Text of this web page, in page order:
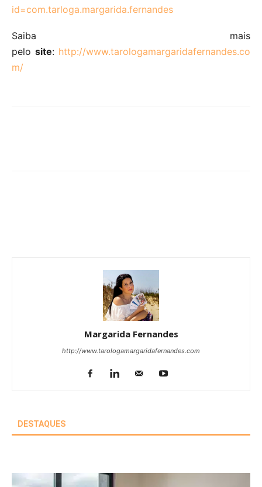
id=com.tarloga.margarida.fernandes
Saiba mais
pelo site: http://www.tarologamargaridafernandes.co
m/
Margarida Fernandes
http://www.tarologamargaridafernandes.com
DESTAQUES